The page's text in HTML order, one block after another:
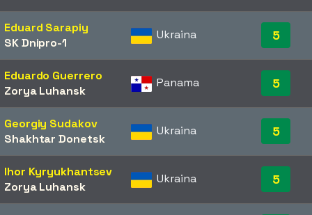
Eduard Sarapiy
SK Dnipro-1
Ukraina 5
Eduardo Guerrero
Zorya Luhansk
Panama 5
Georgiy Sudakov
Shakhtar Donetsk
Ukraina 5
Ihor Kyryukhantsev
Zorya Luhansk
Ukraina 5